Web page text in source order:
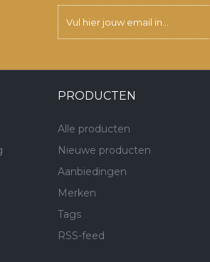
PRODUCTEN
Alle producten
Nieuwe producten
Aanbiedingen
Merken
Tags
RSS-feed